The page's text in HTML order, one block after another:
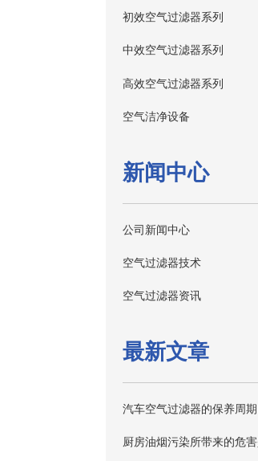
初效空气过滤器系列
中效空气过滤器系列
高效空气过滤器系列
空气洁净设备
新闻中心
公司新闻中心
空气过滤器技术
空气过滤器资讯
最新文章
汽车空气过滤器的保养周期